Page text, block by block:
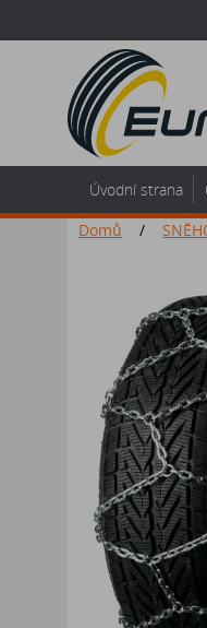
Úvodní strana
Domů
/